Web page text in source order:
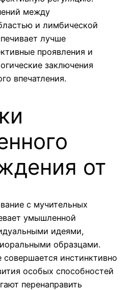
между
и лимбической
лучше
проявления и
заключения
впечатления.
от
с мучительных
умышленной
идеями,
образцами.
инстинктивно
особых способностей
перенаправить